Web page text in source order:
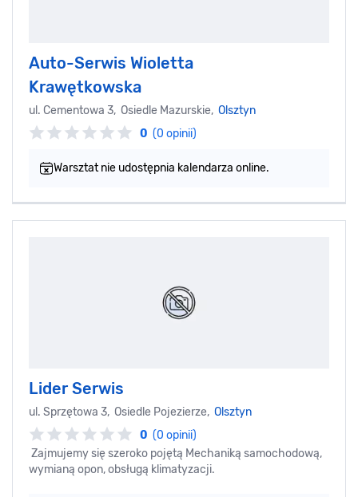
Auto-Serwis Wioletta
Krawętkowska
ul. Cementowa 3, Osiedle Mazurskie, Olsztyn
0 (0 opinii)
Warsztat nie udostępnia kalendarza online.
Lider Serwis
ul. Sprzętowa 3, Osiedle Pojezierze, Olsztyn
0 (0 opinii)
Zajmujemy się szeroko pojętą Mechaniką samochodową,
wymianą opon, obsługą klimatyzacji.